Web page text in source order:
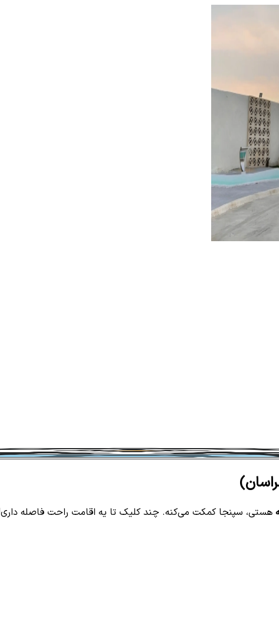
هستی، سپنجا کمکت می‌کنه. چند کلیک تا یه اقامت راحت فاصله